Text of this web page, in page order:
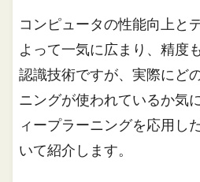
コンピュータの性能向上と
よって一気に広まり、精度
認識技術ですが、実際にど
ニングが使われているか気
ィープラーニングを応用し
いて紹介します。